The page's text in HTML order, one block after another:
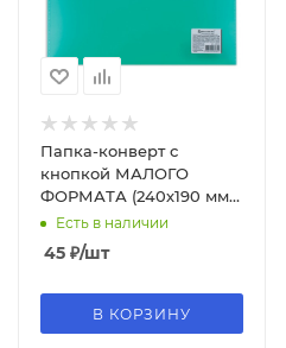
Папка-конверт с
кнопкой МАЛОГО
ФОРМАТА (240х190 мм),
А5, зеленая, 0,18 мм,
BRAUBERG, 224025
Есть в наличии
45 ₽/шт
В КОРЗИНУ